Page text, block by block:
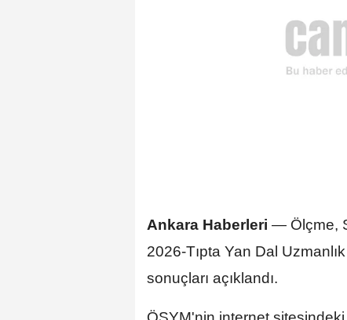
Ankara Haberleri — Ölçme,
2026-Tıpta Yan Dal
sonuçları açıklandı.